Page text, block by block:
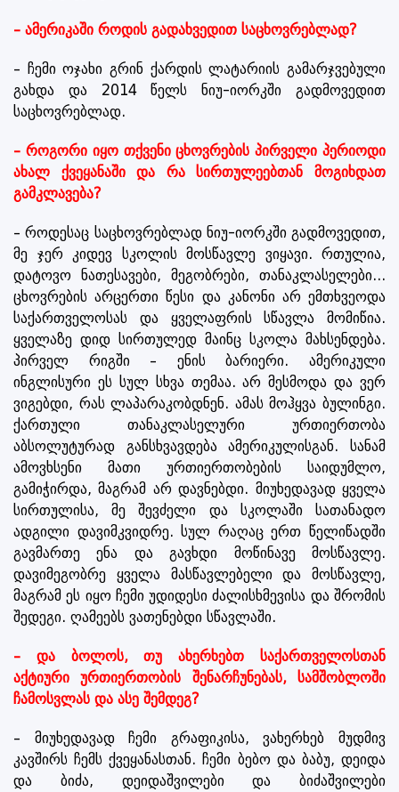
– ამერიკაში როდის გადახვედით საცხოვრებლად?
– ჩემი ოჯახი გრინ ქარდის ლატარიის გამარჯვებული
გახდა და 2014 წელს ნიუ-იორკში გადმოვედით
საცხოვრებლად.
– როგორი იყო თქვენი ცხოვრების პირველი პერიოდი
ახალ ქვეყანაში და რა სირთულეებთან მოგიხდათ
გამკლავება?
– როდესაც საცხოვრებლად ნიუ-იორკში გადმოვედით,
მე ჯერ კიდევ სკოლის მოსწავლე ვიყავი. რთულია,
დატოვო ნათესავები, მეგობრები, თანაკლასელები...
ცხოვრების არცერთი წესი და კანონი არ ემთხვეოდა
საქართველოსას და ყველაფრის სწავლა მომიწია.
ყველაზე დიდ სირთულედ მაინც სკოლა მახსენდება.
პირველ რიგში – ენის ბარიერი. ამერიკული
ინგლისური ეს სულ სხვა თემაა. არ მესმოდა და ვერ
ვიგებდი, რას ლაპარაკობდნენ. ამას მოჰყვა ბულინგი.
ქართული თანაკლასელური ურთიერთობა
აბსოლუტურად განსხვავდება ამერიკულისგან. სანამ
ამოვხსენი მათი ურთიერთობების საიდუმლო,
გამიჭირდა, მაგრამ არ დავნებდი. მიუხედავად ყველა
სირთულისა, მე შევძელი და სკოლაში სათანადო
ადგილი დავიმკვიდრე. სულ რაღაც ერთ წელიწადში
გავმართე ენა და გავხდი მოწინავე მოსწავლე.
დავიმეგობრე ყველა მასწავლებელი და მოსწავლე,
მაგრამ ეს იყო ჩემი უდიდესი ძალისხმევისა და შრომის
შედეგი. ღამეებს ვათენებდი სწავლაში.
– და ბოლოს, თუ ახერხებთ საქართველოსთან
აქტიური ურთიერთობის შენარჩუნებას, სამშობლოში
ჩამოსვლას და ასე შემდეგ?
– მიუხედავად ჩემი გრაფიკისა, ვახერხებ მუდმივ
კავშირს ჩემს ქვეყანასთან. ჩემი ბებო და ბაბუ, დეიდა
და ბიძა, დეიდაშვილები და ბიძაშვილები